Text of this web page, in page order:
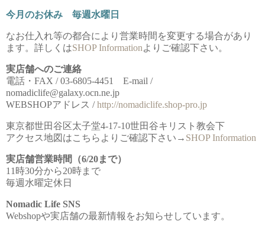
今月のお休み 毎週水曜日
なお仕入れ等の都合により営業時間を変更する場合があり
ます。詳しくはSHOP Informationよりご確認下さい。
実店舗へのご連絡
電話・FAX / 03-6805-4451 E-mail /
nomadiclife@galaxy.ocn.ne.jp
WEBSHOPアドレス /http://nomadiclife.shop-pro.jp
東京都世田谷区太子堂4-17-10世田谷キリスト教会下
アクセス地図はこちらよりご確認下さい→ SHOP Information
実店舗営業時間（6/20まで）
11時30分から20時まで
毎週水曜定休日
Nomadic Life SNS
Webshopや実店舗の最新情報をお知らせしています。